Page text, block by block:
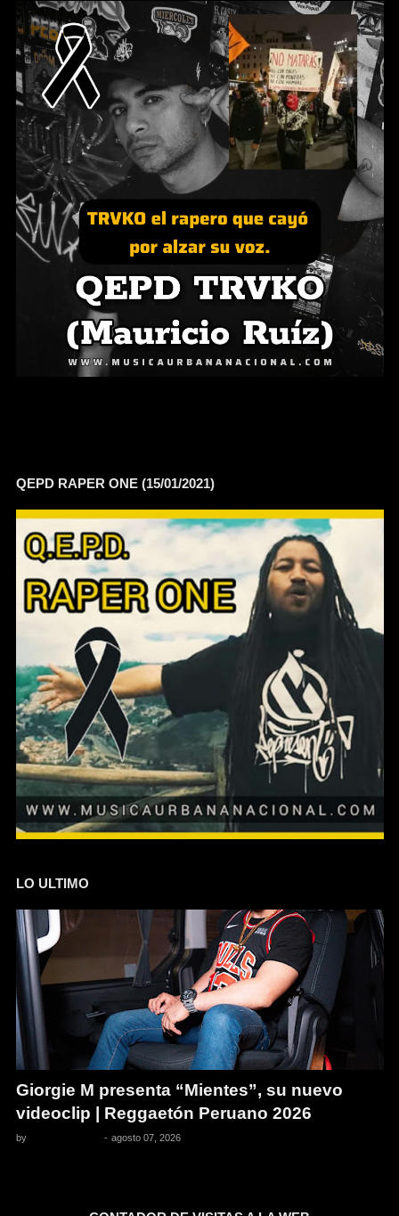
QEPD RAPER ONE (15/01/2021)
LO ULTIMO
Giorgie M presenta “Mientes”, su nuevo
videoclip | Reggaetón Peruano 2026
by - agosto 07, 2026